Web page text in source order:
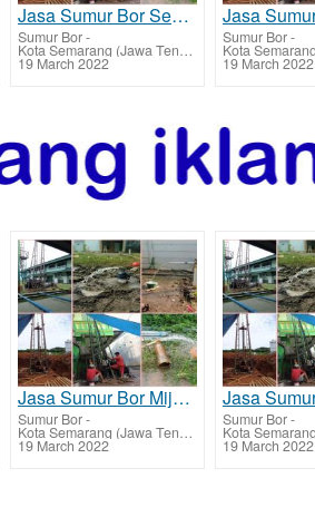
Jasa Sumur Bor Semarang Selatan dan Biaya Jasa Buat Sumur Bor
Sumur Bor-
Kota Semarang (Jawa Tengah)
19 March 2022
Sumur Bor-
19 March 2022
Jasa Sumur Bor Mijen dan Biaya Jasa Buat Sumur Bor
Sumur Bor-
Kota Semarang (Jawa Tengah)
19 March 2022
Sumur Bor-
19 March 2022